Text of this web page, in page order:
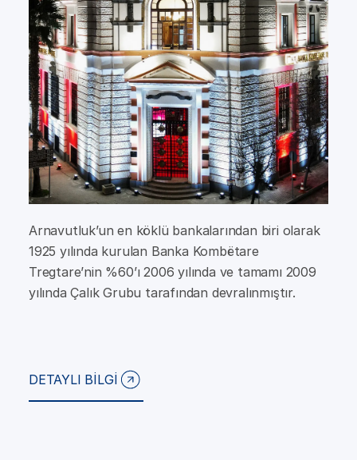
Arnavutluk’un en köklü bankalarından biri olarak
1925 yılında kurulan Banka Kombëtare
Tregtare’nin %60’ı 2006 yılında ve tamamı 2009
yılında Çalık Grubu tarafından devralınmıştır.
DETAYLI BİLGİ